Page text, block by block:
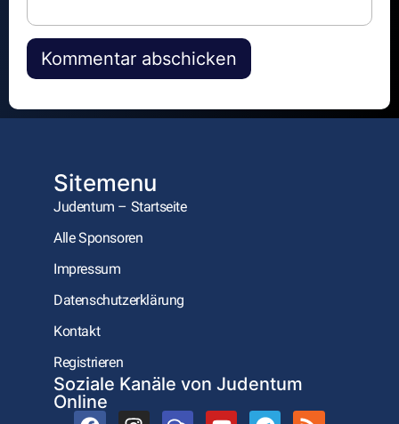
Alternative:
Sitemenu
Judentum – Startseite
Alle Sponsoren
Impressum
Datenschutzerklärung
Kontakt
Registrieren
Soziale Kanäle von Judentum
Online